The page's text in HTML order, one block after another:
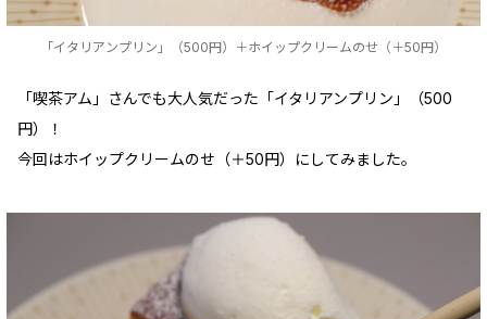
「イタリアンプリン」（500円）＋ホイップクリームのせ（＋50円）
「喫茶アム」さんでも大人気だった「イタリアンプリン」（500
円）！
今回はホイップクリームのせ（＋50円）にしてみました。